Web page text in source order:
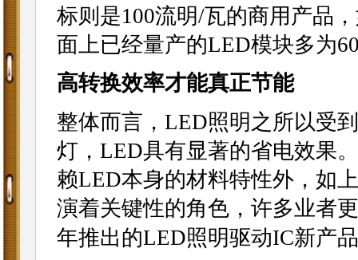
标则是100流明/瓦的商用产品
面上已经量产的LED模块多为
高转换效率才能真正节能
整体而言，LED照明之所以受
灯，LED具有显著的省电效果
赖LED本身的材料特性外，如
演着关键性的角色，许多业者
年推出的LED照明驱动IC新产